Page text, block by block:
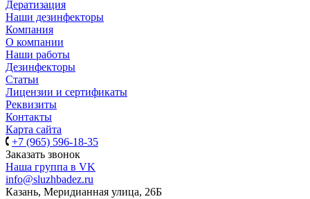
Дератизация
Наши дезинфекторы
Компания
О компании
Наши работы
Дезинфекторы
Статьи
Лицензии и сертификаты
Реквизиты
Контакты
Карта сайта
+7 (965) 596-18-35
Заказать звонок
Наша группа в VK
info@sluzhbadez.ru
Казань, Меридианная улица, 26Б